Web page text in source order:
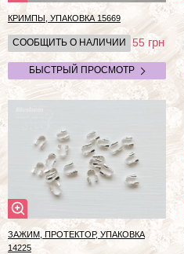
КРИМПЫ, УПАКОВКА 15669
СООБЩИТЬ О НАЛИЧИИ 55грн
БЫСТРЫЙ ПРОСМОТР
ЗАЖИМ, ПРОТЕКТОР, УПАКОВКА
14225